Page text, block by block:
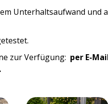
Unterhaltsaufwand und
zur Verfügung: per E-